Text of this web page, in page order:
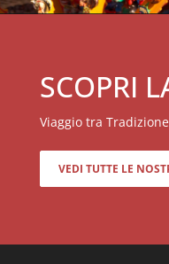
SCOPRI
Viaggio tra
VEDI TUTTE LE